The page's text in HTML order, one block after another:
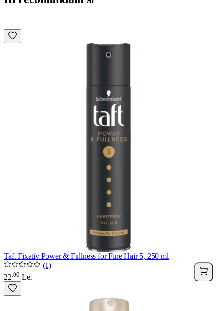
Taft Fixativ Power & Fullness for Fine Hair 5, 250 ml
(1)
22 00 Lei